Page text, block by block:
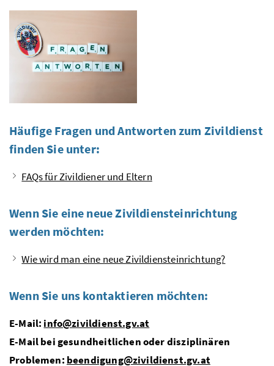
Häufige Fragen und Antworten zum Zivildienst
finden Sie unter:
FAQs für Zivildiener und Eltern
Wenn Sie eine neue Zivildiensteinrichtung
werden möchten:
Wie wird man eine neue Zivildiensteinrichtung?
Wenn Sie uns kontaktieren möchten:
E-Mail: info@zivildienst.gv.at
E-Mail bei gesundheitlichen oder disziplinären
Problemen: beendigung@zivildienst.gv.at